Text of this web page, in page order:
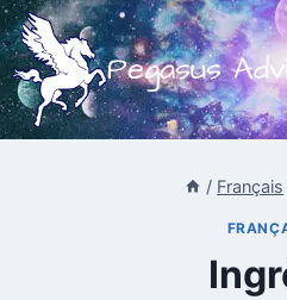
Doorgaan
naar
inhoud
Pegasus
/ Français